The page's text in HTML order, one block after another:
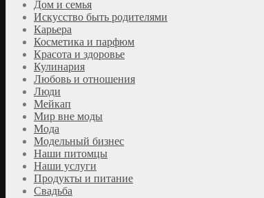
Дом и семья
Искусство быть родителями
Карьера
Косметика и парфюм
Красота и здоровье
Кулинария
Любовь и отношения
Люди
Мейкап
Мир вне моды
Мода
Модельный бизнес
Наши питомцы
Наши услуги
Продукты и питание
Свадьба